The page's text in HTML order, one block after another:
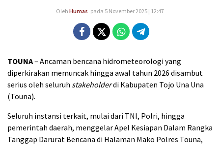
Oleh Humas pada 5 November 2025 | 12:47
TOUNA– Ancaman bencana hidrometeorologi yang
diperkirakan memuncak hingga awal tahun 2026 disambut
serius oleh seluruh stakeholderdi Kabupaten Tojo Una Una
(Touna).
Seluruh instansi terkait, mulai dari TNI, Polri, hingga
pemerintah daerah, menggelar Apel Kesiapan Dalam Rangka
Tanggap Darurat Bencana di Halaman Mako Polres Touna,